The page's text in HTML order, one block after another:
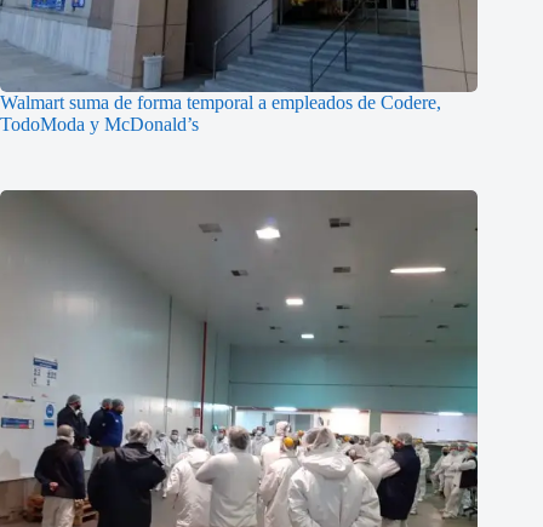
Walmart suma de forma temporal a empleados de Codere,
TodoModa y McDonald’s